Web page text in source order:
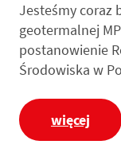
Jesteśmy coraz
geotermalnej
postanowienie
Środowiska w
więcej